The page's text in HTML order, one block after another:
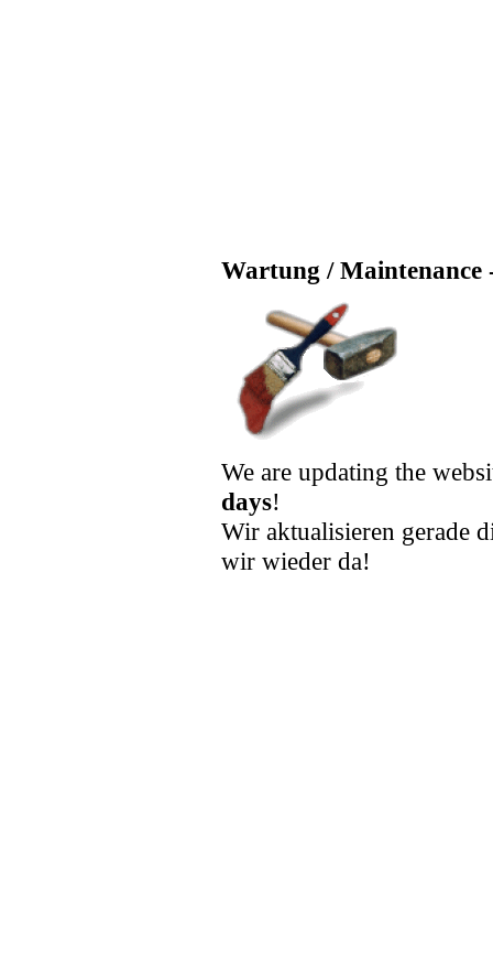
Wartung / Maintenance
We are updating the
days!
Wir aktualisieren gerade
wir wieder da!